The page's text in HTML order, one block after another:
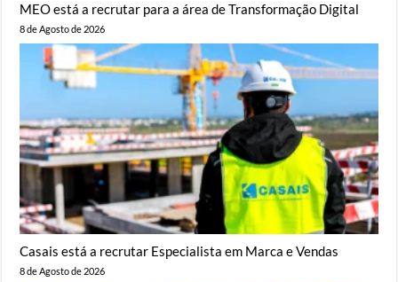
MEO está a recrutar para a área de Transformação Digital
8 de Agosto de 2026
Casais está a recrutar Especialista em Marca e Vendas
8 de Agosto de 2026